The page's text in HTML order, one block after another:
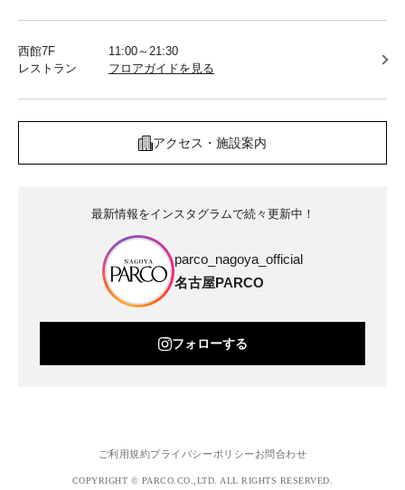
西館7F
レストラン
11:00～21:30
フロアガイドを見る
アクセス・施設案内
最新情報をインスタグラムで続々更新中！
parco_nagoya_official
名古屋PARCO
フォローする
ご利用規約プライバシーポリシー お問合わせ
COPYRIGHT © PARCO.CO.,LTD. ALL RIGHTS RESERVED.